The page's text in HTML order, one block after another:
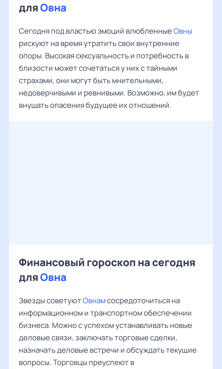
дляОвна
Сегодня под властью эмоций влюбленныеОвны
рискуют на время утратить свои внутренние
опоры. Высокая сексуальность и потребность в
близости может сочетаться у них с тайными
страхами, они могут быть мнительными,
недоверчивыми и ревнивыми. Возможно, им будет
внушать опасения будущее их отношений.
Финансовый гороскоп на сегодня
дляОвна
Звезды советуютОвнамсосредоточиться на
информационном и транспортном обеспечении
бизнеса. Можно с успехом устанавливать новые
деловые связи, заключать торговые сделки,
назначать деловые встречи и обсуждать текущие
вопросы. Торговцы преуспеют в